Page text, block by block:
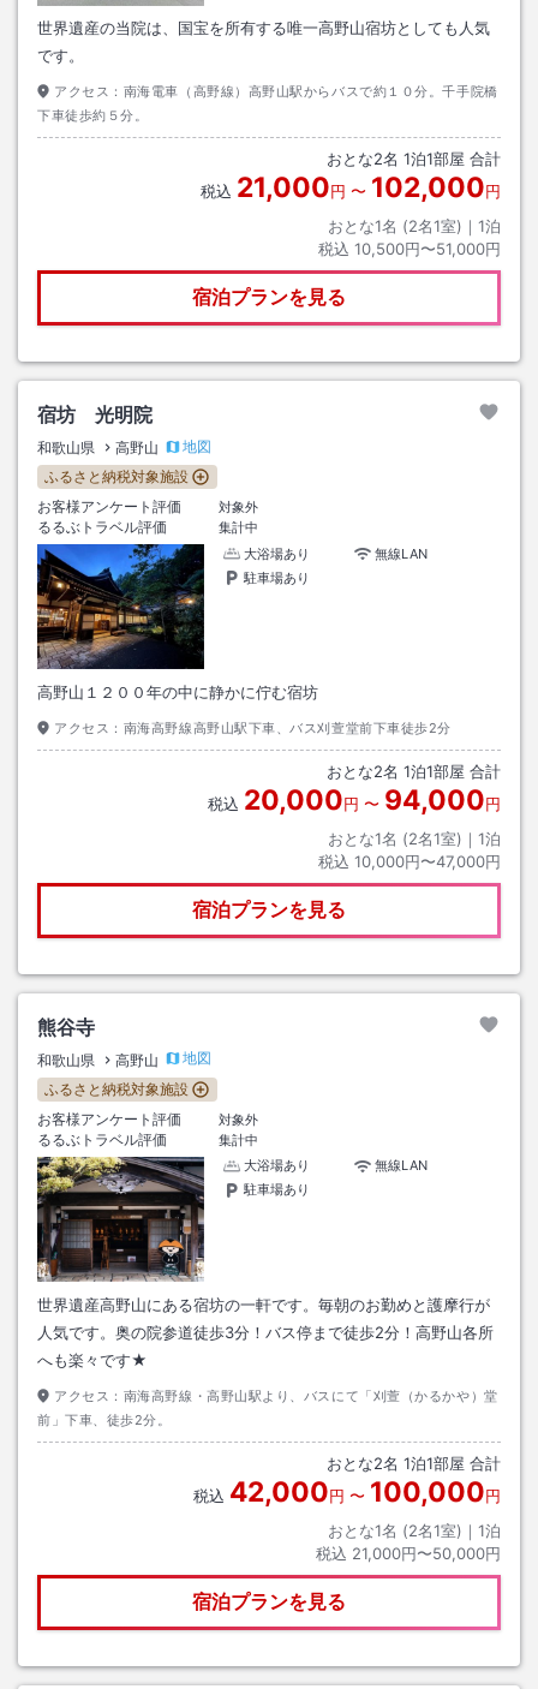
世界遺産の当院は、国宝を所有する唯一高野山宿坊としても人気
です。
アクセス： 南海電車（高野線）高野山駅からバスで約１０分。千手院橋
下車徒歩約５分。
おとな2名 1泊1部屋 合計
税込 21,000円 〜 102,000円
おとな1名 (2名1室)｜ 1泊
税込 10,500円〜51,000円
宿泊プランを見る
宿坊 光明院
和歌山県 高野山
地図
ふるさと納税対象施設
お客様アンケート評価
対象外
るるぶトラベル評価
集計中
大浴場あり
無線LAN
駐車場あり
高野山１２００年の中に静かに佇む宿坊
アクセス： 南海高野線高野山駅下車、バス刈萱堂前下車徒歩2分
おとな2名 1泊1部屋 合計
税込 20,000円 〜 94,000円
おとな1名 (2名1室)｜ 1泊
税込 10,000円〜47,000円
宿泊プランを見る
熊谷寺
和歌山県 高野山
地図
ふるさと納税対象施設
お客様アンケート評価
対象外
るるぶトラベル評価
集計中
大浴場あり
無線LAN
駐車場あり
世界遺産高野山にある宿坊の一軒です。毎朝のお勤めと護摩行が
人気です。奥の院参道徒歩3分！バス停まで徒歩2分！高野山各所
へも楽々です★
アクセス： 南海高野線・高野山駅より、バスにて「刈萱（かるかや）堂
前」下車、徒歩2分。
おとな2名 1泊1部屋 合計
税込 42,000円 〜 100,000円
おとな1名 (2名1室)｜ 1泊
税込 21,000円〜50,000円
宿泊プランを見る